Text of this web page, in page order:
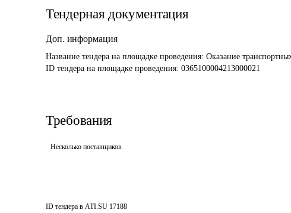
Тендерная документация
Доп. информация
Название тендера на площадке проведения: Оказание
ID тендера на площадке проведения: 0365100004213000021
Требования
Несколько поставщиков
ID тендера в ATI.SU 17188